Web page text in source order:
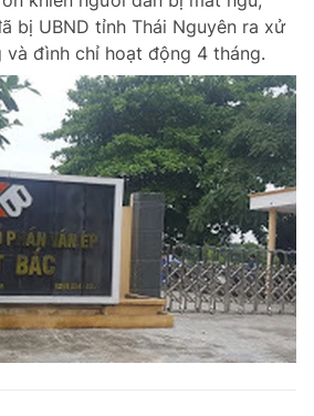
bị UBND tỉnh Thái Nguyên ra xử
và đình chỉ hoạt động 4 tháng.